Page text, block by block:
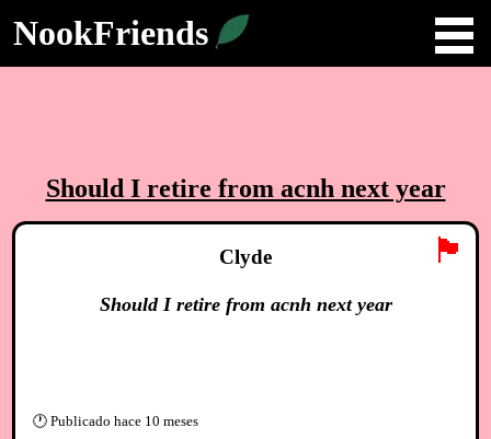
NookFriends
Should I retire from acnh next year
🏴
Clyde
Should I retire from acnh next year
🕐 Publicado hace 10 meses